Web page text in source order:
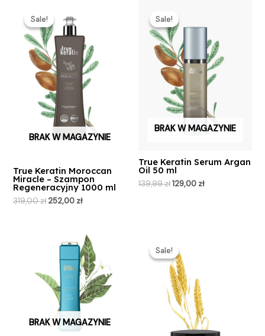
Sale!
BRAK W MAGAZYNIE
Sale!
True Keratin Moroccan
Miracle – Szampon
Regeneracyjny 1000 ml
319,00zł
wynosiła:
319,00 zł.
252,00 zł
252,00 zł.
Sale!
BRAK W MAGAZYNIE
Sale!
True Keratin Serum Argan
Oil 50 ml
139,99zł
cena
wynosiła:
139,99 zł.
129,00 zł
wynosi:
BRAK W MAGAZYNIE
Sale!
Sale!cena
wynosiła:
218,59 zł.